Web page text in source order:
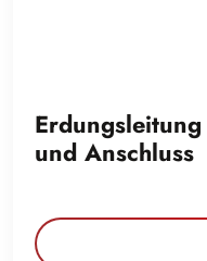
und Anschluss